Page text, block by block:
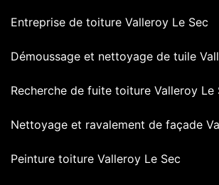
Entreprise de toiture Valleroy Le Sec
Démoussage et nettoyage de tuile
Recherche de fuite toiture Valleroy Le
Nettoyage et ravalement de façade
Peinture toiture Valleroy Le Sec